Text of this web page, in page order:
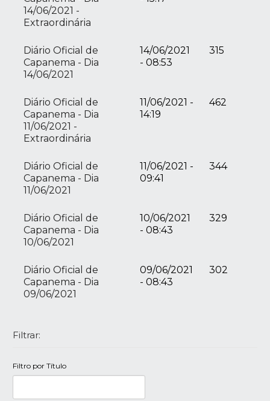
14/06/2021 -
Extraordinária
Diário Oficial de
Capanema - Dia
14/06/2021
14/06/2021
- 08:53
315
Diário Oficial de
Capanema - Dia
11/06/2021 -
Extraordinária
11/06/2021 -
14:19
462
Diário Oficial de
Capanema - Dia
11/06/2021
11/06/2021 -
09:41
344
Diário Oficial de
Capanema - Dia
10/06/2021
10/06/2021
- 08:43
329
Diário Oficial de
Capanema - Dia
09/06/2021
09/06/2021
- 08:43
302
Filtrar:
Filtro por Título